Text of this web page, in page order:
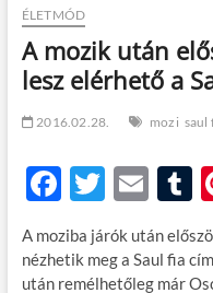
ÉLETMÓD
A mozik után
lesz elérhető a
2016.02.28. mozi saul
F
ac
e
T
w
itt
E
m
ail
T
u
A moziba járók után
nézhetik meg a Saul fia
után remélhetőleg már